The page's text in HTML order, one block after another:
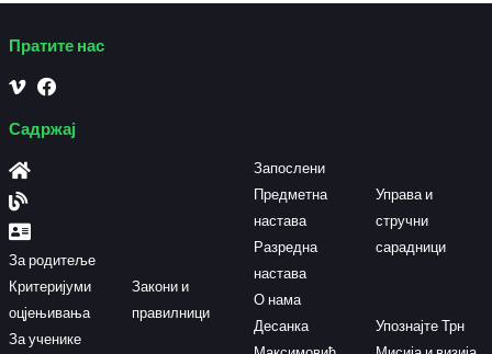
Пратите нас
Садржај
За родитеље
Критеријуми
оцјењивања
Закони и
правилници
За ученике
Запослени
Предметна
настава
Разредна
настава
Управа и
стручни
сарадници
О нама
Десанка
Упознајте Трн